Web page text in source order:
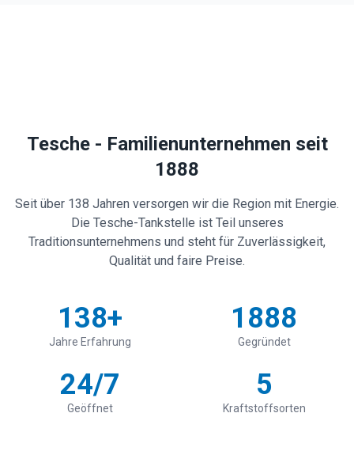
Tesche - Familienunternehmen seit
1888
Seit über 138 Jahren versorgen wir die Region mit Energie.
Die Tesche-Tankstelle ist Teil unseres
Traditionsunternehmens und steht für Zuverlässigkeit,
Qualität und faire Preise.
138+
Jahre Erfahrung
1888
Gegründet
24/7
Geöffnet
5
Kraftstoffsorten